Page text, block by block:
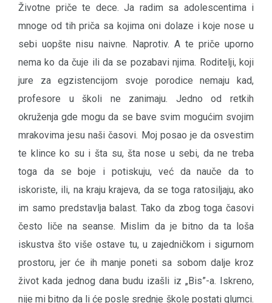
Životne priče te dece. Ja radim sa adolescentima i
mnoge od tih priča sa kojima oni dolaze i koje nose u
sebi uopšte nisu naivne. Naprotiv. A te priče uporno
nema ko da čuje ili da se pozabavi njima. Roditelji, koji
jure za egzistencijom svoje porodice nemaju kad,
profesore u školi ne zanimaju. Jedno od retkih
okruženja gde mogu da se bave svim mogućim svojim
mrakovima jesu naši časovi. Moj posao je da osvestim
te klince ko su i šta su, šta nose u sebi, da ne treba
toga da se boje i potiskuju, već da nauče da to
iskoriste, ili, na kraju krajeva, da se toga ratosiljaju, ako
im samo predstavlja balast. Tako da zbog toga časovi
često liče na seanse. Mislim da je bitno da ta loša
iskustva što više ostave tu, u zajedničkom i sigurnom
prostoru, jer će ih manje poneti sa sobom dalje kroz
život kada jednog dana budu izašli iz „Bis”-a. Iskreno,
nije mi bitno da li će posle srednje škole postati glumci.